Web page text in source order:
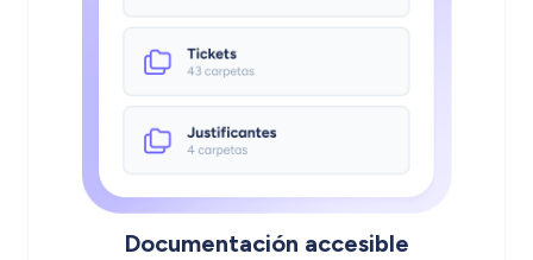
Documentación accesible